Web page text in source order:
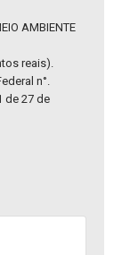
AMBIENTE
reais).
n°.
de 27 de